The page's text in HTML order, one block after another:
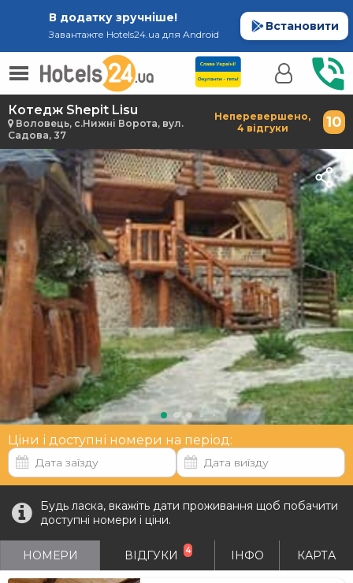
В додатку зручніше!
Завантажте Hotels24.ua для Android
Встановити
Котедж Shepit Lisu
Воловець, с.Нижні Ворота, вул.
Садова, 37
Неперевершено, 10
4 відгуки
Ціни і доступні номери на період:
Будь ласка, вкажіть дати проживання щоб побачити
доступні номери і ціни.
НОМЕРИ ВІДГУКИ 4 ІНФО КАРТА